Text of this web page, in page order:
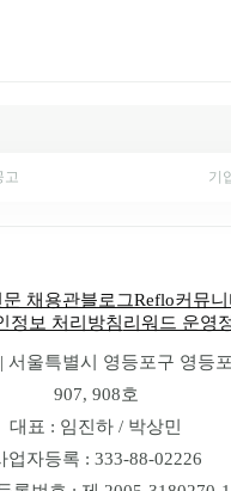
고 기
문 채용관블로그Reflo커뮤니
정보 처리방침리워드 운영
서울특별시 영등포구 영등
907, 908호
대표 : 임진하 / 박상민
업자등록 : 333-88-02226